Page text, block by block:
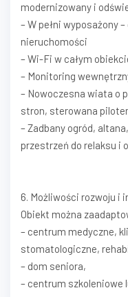
modernizowany i
– W pełni wyposażony
nieruchomości
– Wi-Fi w całym
– Monitoring
– Nowoczesna wiata o
stron, sterowana
– Zadbany ogród,
przestrzeń do relaksu i
6. Możliwości rozwoju i
Obiekt można
– centrum medyczne,
stomatologiczne,
– dom seniora,
– centrum szkoleniowe